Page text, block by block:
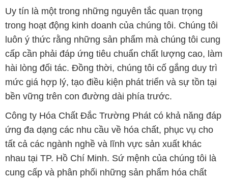
hài lòng đối tác. Đồng thời, chúng tôi cố gắng duy trì
mức giá hợp lý, tạo điều kiện phát triển và sự tồn tại
bền vững trên con đường dài phía trước.
Công ty Hóa Chất Đắc Trường Phát có khả năng đáp
ứng đa dạng các nhu cầu về hóa chất, phục vụ cho
tất cả các ngành nghề và lĩnh vực sản xuất khác
nhau tại TP. Hồ Chí Minh. Sứ mệnh của chúng tôi là
cung cấp và phân phối những sản phẩm hóa chất
đảm bảo chất lượng và giá thành tốt nhất trên thị
trường.
Chúng tôi tự hào có đội ngũ nhân viên chuyên nghiệp
và giàu kinh nghiệm, luôn sẵn sàng tư vấn và hỗ trợ